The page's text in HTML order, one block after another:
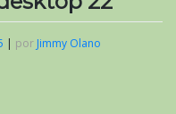
| por Jimmy Olano